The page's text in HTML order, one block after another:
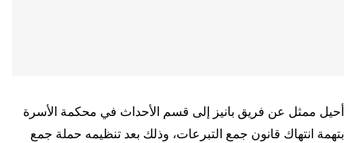
أحيل ممثل عن فريق بانيز إلى قسم الأحداث في محكمة الأسرة
بتهمة انتهاك قانون جمع التبرعات، وذلك بعد تنظيمه حملة جمع